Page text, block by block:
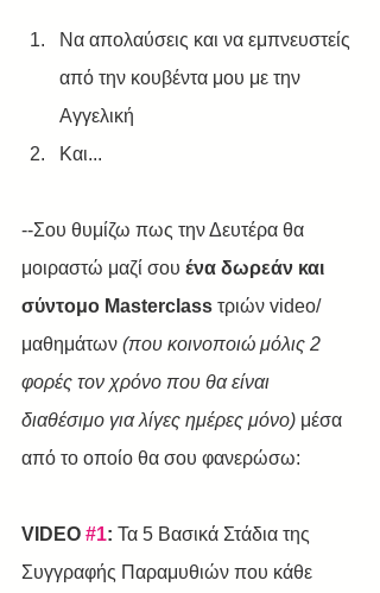
Να απολαύσεις και να εμπνευστείς
από την κουβέντα μου με την
Αγγελική
Και...
--Σου θυμίζω πως την Δευτέρα θα
μοιραστώ μαζί σου ένα δωρεάν και
σύντομο Masterclass τριών video/
μαθημάτων (που κοινοποιώ μόλις 2
φορές τον χρόνο που θα είναι
διαθέσιμο για λίγες ημέρες μόνο) μέσα
από το οποίο θα σου φανερώσω:
VIDEO #1: Τα 5 Βασικά Στάδια της
Συγγραφής Παραμυθιών που κάθε